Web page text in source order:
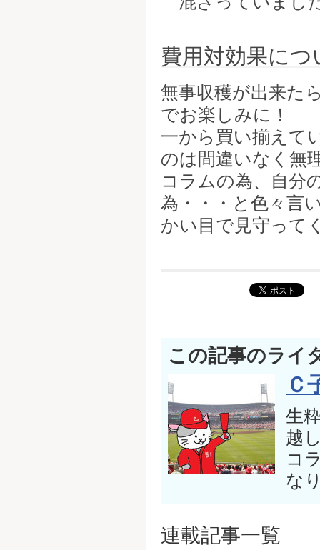
費用対効果につ
無事収穫が出来た
でお楽しみに！
一から買い揃えて
のは間違いなく無
コラムの為、自分
為・・・と色々言
かい目で見守って
この記事のライ
Ｃ
生
越
コ
な
連載記事一覧